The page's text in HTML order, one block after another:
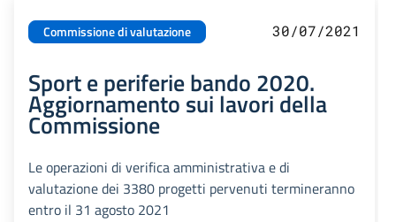
Commissione di valutazione 30/07/2021
Sport e periferie bando 2020.
Aggiornamento sui lavori della
Commissione
Le operazioni di verifica amministrativa e di
valutazione dei 3380 progetti pervenuti termineranno
entro il 31 agosto 2021